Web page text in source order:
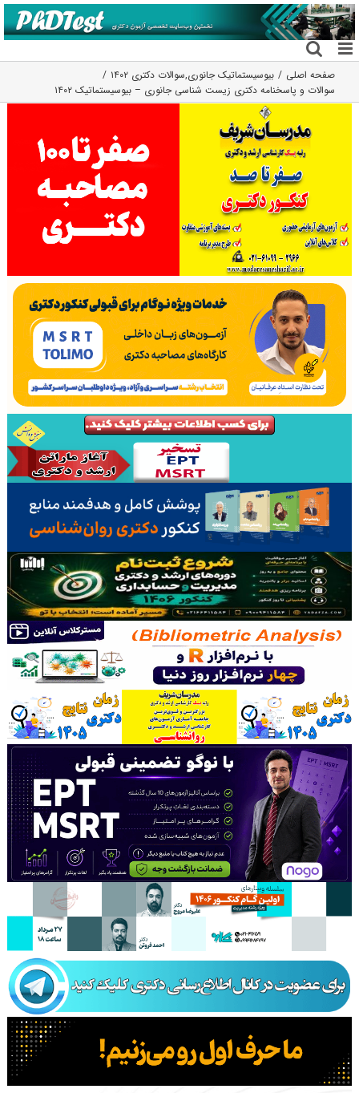
رفتن
به
محتوا
صفحه اصلی بیوسیستماتیک جانوری,سوالات دکتری ۱۴۰۲
سوالات و پاسخنامه دکتری زیست شناسی جانوری – بیوسیستماتیک ۱۴۰۲